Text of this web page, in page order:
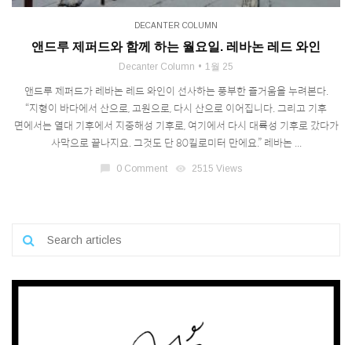
DECANTER COLUMN
앤드루 제퍼드와 함께 하는 월요일. 레바논 레드 와인
Decanter Column 1월 25
앤드루 제퍼드가 레바논 레드 와인이 선사하는 풍부한 즐거움을 누려본다.
“지형이 바다에서 산으로, 고원으로, 다시 산으로 이어집니다. 그리고 기후
면에서는 열대 기후에서 지중해성 기후로, 여기에서 다시 대륙성 기후로 갔다가
사막으로 끝나지요. 그것도 단 80킬로미터 만에요.” 레바논 ...
chat_bubble 0 Comment visibility 2515 Views